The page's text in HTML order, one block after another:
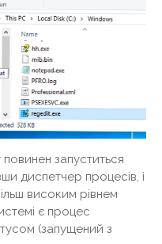
запуститься
диспетчер процесів, і
високим рівнем
є процес
(запущений з